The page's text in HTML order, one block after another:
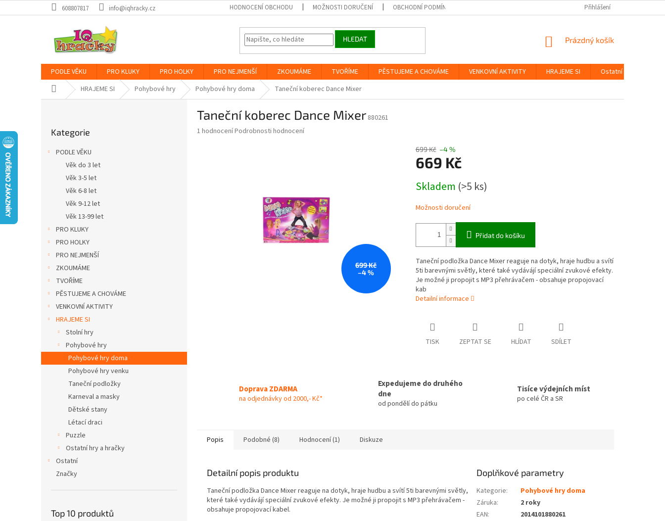
na
608807817 info@iqhracky.cz HODNOCENÍ OBCHODU MOŽNOSTI DORUČENÍ OBCHODNÍ PODMÍNKY ZÁSADY OCHRANY
Přihlášení
HLEDAT
NÁKUPNÍ
Prázdný košík
PODLE VĚKU PRO KLUKY PRO HOLKY PRO NEJMENŠÍ ZKOUMÁME TVOŘÍME PĚSTUJEME A CHOVÁME VENKOVNÍ AKTIVITY HRAJEME SI Ostatní
Domů HRAJEME SI Pohybové hry Pohybové hry doma Taneční koberec Dance Mixer
kategorie
Kategorie
PODLE VĚKU
Věk do 3 let
Věk 3-5 let
Věk 6-8 let
Věk 9-12 let
Věk 13-99 let
PRO KLUKY
PRO HOLKY
PRO NEJMENŠÍ
ZKOUMÁME
TVOŘÍME
PĚSTUJEME A CHOVÁME
VENKOVNÍ AKTIVITY
HRAJEME SI
Stolní hry
Pohybové hry
Pohybové hry doma
Pohybové hry venku
Taneční podložky
Karneval a masky
Dětské stany
Létací draci
Puzzle
Ostatní hry a hračky
Ostatní
Značky
Top 10 produktů
Taneční koberec Dance Mixer 880261
Průměrné
1 hodnoceníPodrobnosti hodnocení
699 Kč
–4 %
699 Kč –4 %
669 Kč
cena:
Skladem (>5 ks)
Možnosti doručení
Přidat do košíku
Taneční podložka Dance Mixer reaguje na dotyk, hraje hudbu a svítí
5ti barevnými světly, které také vydávájí speciální zvukové efekty.
Je možné ji propojit s MP3 přehrávačem - obsahuje propojovací
kab
Detailní informace
TISK ZEPTAT SE HLÍDAT SDÍLET
Doprava ZDARMA
na odjednávky od 2000,- Kč*
Expedujeme do druhého
dne
od pondělí do pátku
Tisíce výdejních míst
po celé ČR a SR
Popis Podobné (8) Hodnocení (1) Diskuze
Detailní popis produktu
Taneční podložka Dance Mixer reaguje na dotyk, hraje hudbu a svítí 5ti barevnými světly,
které také vydávájí speciální zvukové efekty. Je možné ji propojit s MP3 přehrávačem -
obsahuje propojovací kabel.
Doplňkové parametry
Kategorie:
Pohybové hry doma
Záruka:
2 roky
EAN:
2014101880261